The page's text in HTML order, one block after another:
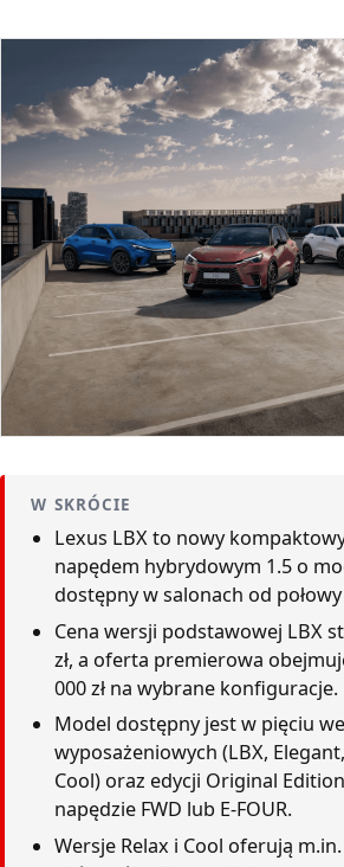
W SKRÓCIE
Lexus LBX to nowy
napędem hybrydowym 1.5 o
dostępny w salonach od
Cena wersji podstawowej LBX
zł, a oferta premierowa
000 zł na wybrane konfiguracje.
Model dostępny jest w pięciu
wyposażeniowych (LBX,
Cool) oraz edycji Original
napędzie FWD lub E-FOUR.
Wersje Relax i Cool oferują